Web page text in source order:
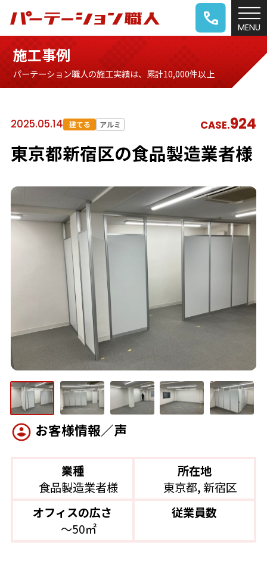
施工事例
パーテーション職人の施工実績は、累計10,000件以上
2025.05.14 建てる アルミ CASE.924
東京都新宿区の食品製造業者様
お客様情報／声
業種
食品製造業者様
所在地
東京都, 新宿区
オフィスの広さ
〜50㎡
従業員数